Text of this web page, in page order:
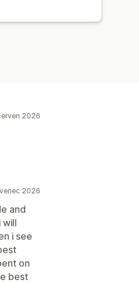
2026
2026
and
will
i see
on
best